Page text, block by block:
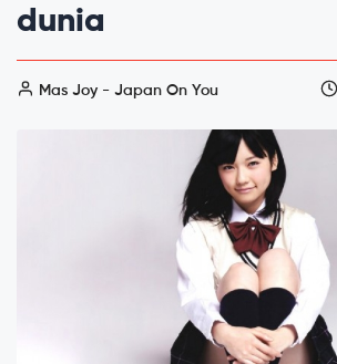
dunia
Mas Joy - Japan On You